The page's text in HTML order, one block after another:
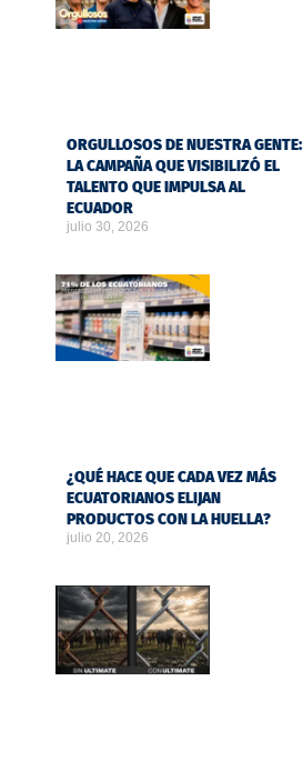
ORGULLOSOS DE NUESTRA GENTE:
LA CAMPAÑA QUE VISIBILIZÓ EL
TALENTO QUE IMPULSA AL
ECUADOR
julio 30, 2026
¿QUÉ HACE QUE CADA VEZ MÁS
ECUATORIANOS ELIJAN
PRODUCTOS CON LA HUELLA?
julio 20, 2026